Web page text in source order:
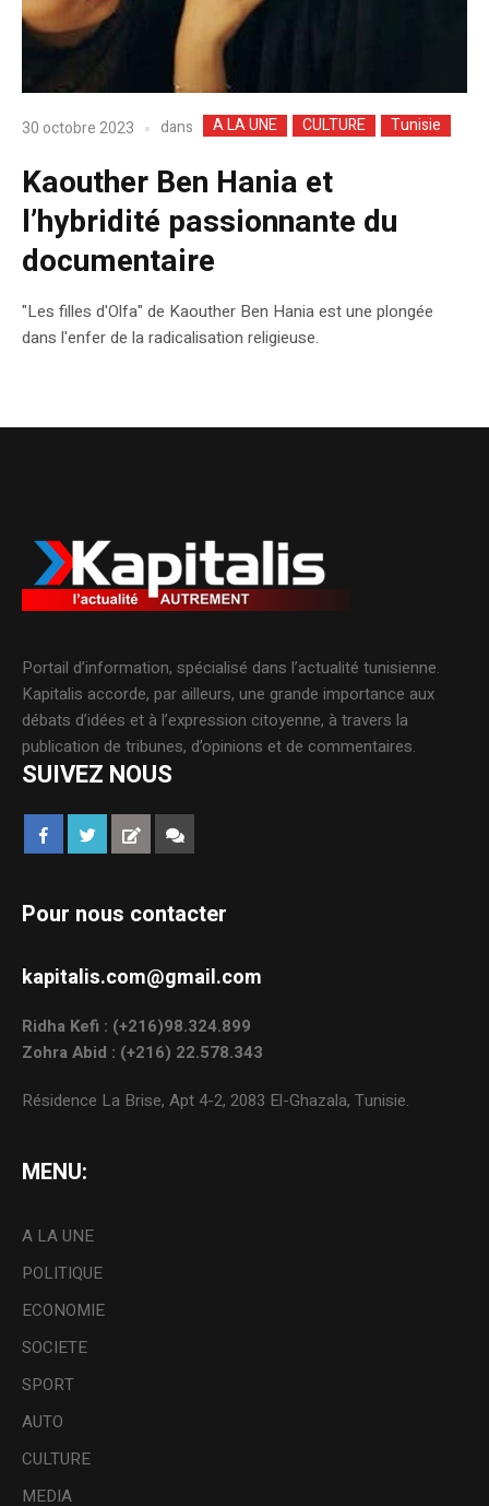
30 octobre 2023 dans A LA UNE CULTURE Tunisie
Kaouther Ben Hania et
l’hybridité passionnante du
documentaire
"Les filles d'Olfa" de Kaouther Ben Hania est une plongée
dans l'enfer de la radicalisation religieuse.
Portail d’information, spécialisé dans l’actualité tunisienne.
Kapitalis accorde, par ailleurs, une grande importance aux
débats d’idées et à l’expression citoyenne, à travers la
publication de tribunes, d’opinions et de commentaires.
SUIVEZ NOUS
Pour nous contacter
kapitalis.com@gmail.com
Ridha Kefi : (+216)98.324.899
Zohra Abid : (+216) 22.578.343
Résidence La Brise, Apt 4-2, 2083 El-Ghazala, Tunisie.
MENU:
A LA UNE
POLITIQUE
ECONOMIE
SOCIETE
SPORT
AUTO
CULTURE
MEDIA